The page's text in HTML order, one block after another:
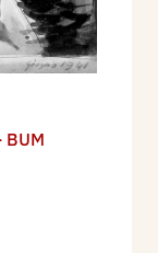
BUM